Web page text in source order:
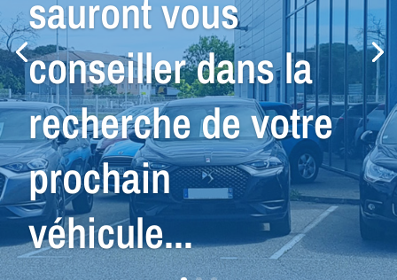
Petit Budget ou
Spécial Utilitaire,
nous avons le
véhicule qu'il vous
faut !